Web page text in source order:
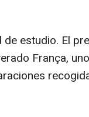
estudio. El
França,